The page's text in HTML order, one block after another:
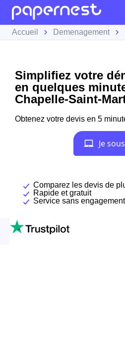
Accueil Demenagement